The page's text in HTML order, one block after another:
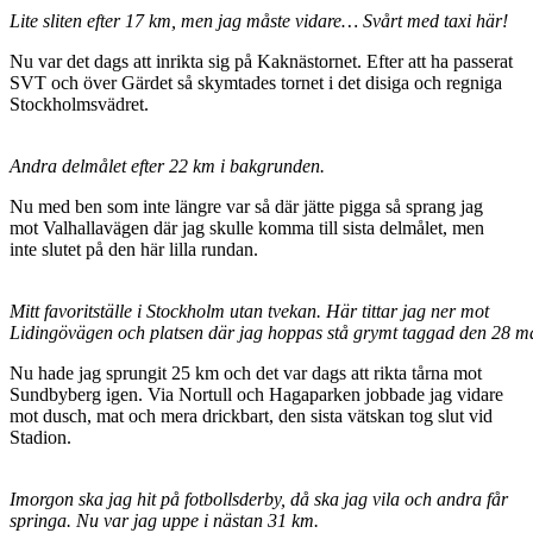
Lite sliten efter 17 km, men jag måste vidare… Svårt med taxi här!
Nu var det dags att inrikta sig på Kaknästornet. Efter att ha passerat
SVT och över Gärdet så skymtades tornet i det disiga och regniga
Stockholmsvädret.
Andra delmålet efter 22 km i bakgrunden.
Nu med ben som inte längre var så där jätte pigga så sprang jag
mot Valhallavägen där jag skulle komma till sista delmålet, men
inte slutet på den här lilla rundan.
Mitt favoritställe i Stockholm utan tvekan. Här tittar jag ner mot
Lidingövägen och platsen där jag hoppas stå grymt taggad den 28
Nu hade jag sprungit 25 km och det var dags att rikta tårna mot
Sundbyberg igen. Via Nortull och Hagaparken jobbade jag vidare
mot dusch, mat och mera drickbart, den sista vätskan tog slut vid
Stadion.
Imorgon ska jag hit på fotbollsderby, då ska jag vila och andra får
springa. Nu var jag uppe i nästan 31 km.